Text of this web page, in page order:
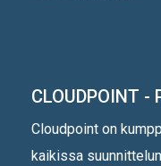
CLOUDPOINT -
Cloudpoint on
kaikissa